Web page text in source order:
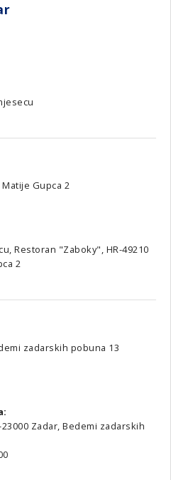
Gupca 2
Restoran "Zaboky", HR-49210
2
zadarskih pobuna 13
Zadar, Bedemi zadarskih